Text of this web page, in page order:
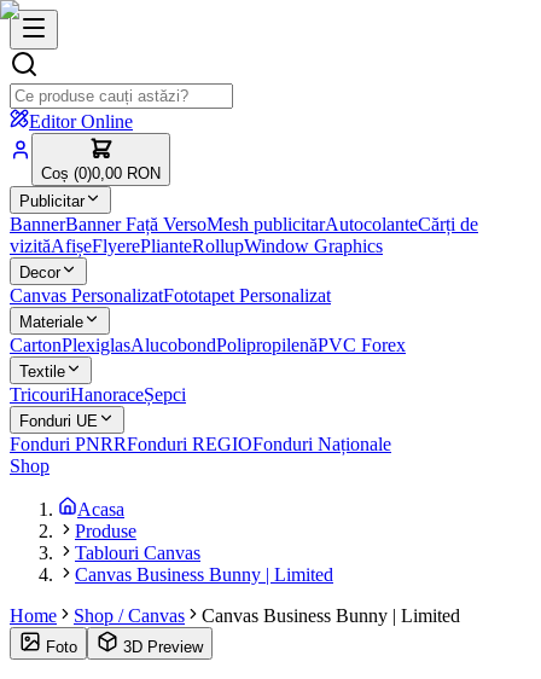
Editor Online
Coș (0)0,00 RON
Publicitar
BannerBanner Față VersoMesh publicitarAutocolanteCărți de
vizităAfișeFlyerePlianteRollupWindow Graphics
Decor
Canvas PersonalizatFototapet Personalizat
Materiale
CartonPlexiglasAlucobondPolipropilenăPVC Forex
Textile
TricouriHanoraceȘepci
Fonduri UE
Fonduri PNRRFonduri REGIOFonduri Naționale
Shop
Acasa
Produse
Tablouri Canvas
Canvas Business Bunny | Limited
Home
Shop / Canvas Canvas Business Bunny | Limited
Foto 3D Preview